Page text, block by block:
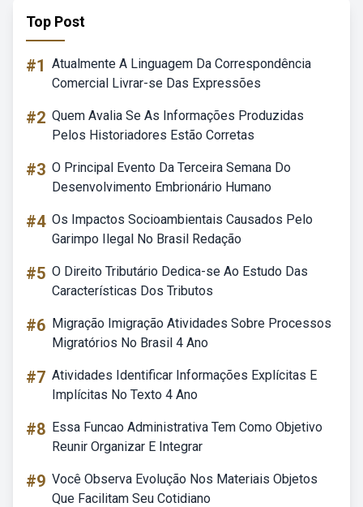
Top Post
#1 Atualmente A Linguagem Da Correspondência
Comercial Livrar-se Das Expressões
#2 Quem Avalia Se As Informações Produzidas
Pelos Historiadores Estão Corretas
#3 O Principal Evento Da Terceira Semana Do
Desenvolvimento Embrionário Humano
#4 Os Impactos Socioambientais Causados Pelo
Garimpo Ilegal No Brasil Redação
#5 O Direito Tributário Dedica-se Ao Estudo Das
Características Dos Tributos
#6 Migração Imigração Atividades Sobre Processos
Migratórios No Brasil 4 Ano
#7 Atividades Identificar Informações Explícitas E
Implícitas No Texto 4 Ano
#8 Essa Funcao Administrativa Tem Como Objetivo
Reunir Organizar E Integrar
#9 Você Observa Evolução Nos Materiais Objetos
Que Facilitam Seu Cotidiano